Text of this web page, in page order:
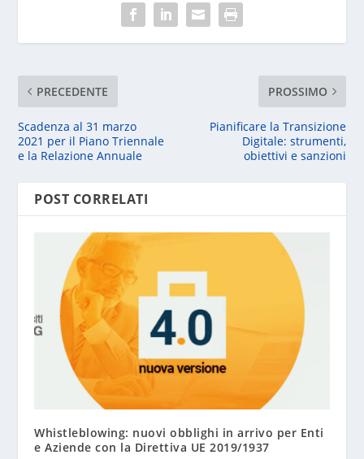
PRECEDENTE
Scadenza al 31 marzo
2021 per il Piano Triennale
e la Relazione Annuale
PROSSIMO
Pianificare la Transizione
Digitale: strumenti,
obiettivi e sanzioni
POST CORRELATI
Whistleblowing: nuovi obblighi in arrivo per Enti
e Aziende con la Direttiva UE 2019/1937